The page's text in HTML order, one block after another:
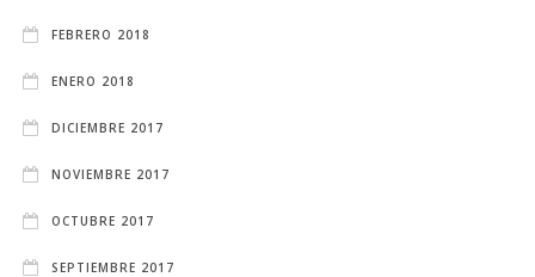
FEBRERO 2018
ENERO 2018
DICIEMBRE 2017
NOVIEMBRE 2017
OCTUBRE 2017
SEPTIEMBRE 2017